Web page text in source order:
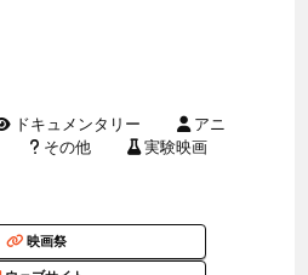
ドキュメンタリー
アニ
その他
実験映画
映画祭